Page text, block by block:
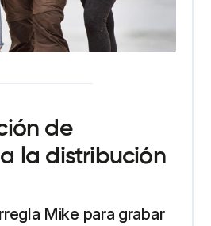
de
la distribución
Mike para grabar